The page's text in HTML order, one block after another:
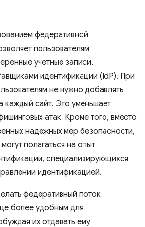
федеративной
пользователям
учетные записи,
идентификации (IdP). При
не нужно добавлять
каждый сайт. Это уменьшает
атак. Кроме того, вместо
надежных мер безопасности,
полагаться на опыт
специализирующихся
идентификацией.
федеративный поток
более удобным для
их отдавать ему